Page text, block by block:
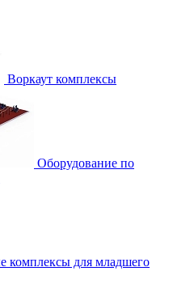
Воркаут комплексы
Оборудование по
комплексы для младшего